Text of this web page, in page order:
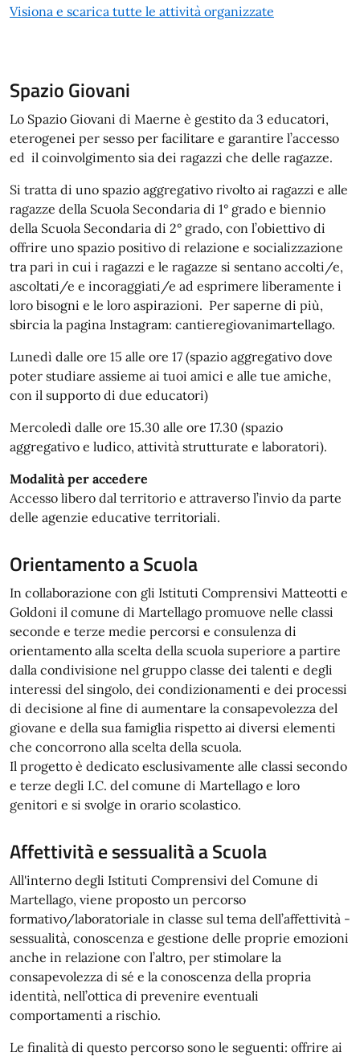
Visiona e scarica tutte le attività organizzate
Spazio Giovani
Lo Spazio Giovani di Maerne è gestito da 3 educatori,
eterogenei per sesso per facilitare e garantire l’accesso
ed il coinvolgimento sia dei ragazzi che delle ragazze.
Si tratta di uno spazio aggregativo rivolto ai ragazzi e alle
ragazze della Scuola Secondaria di 1° grado e biennio
della Scuola Secondaria di 2° grado, con l’obiettivo di
offrire uno spazio positivo di relazione e socializzazione
tra pari in cui i ragazzi e le ragazze si sentano accolti/e,
ascoltati/e e incoraggiati/e ad esprimere liberamente i
loro bisogni e le loro aspirazioni. Per saperne di più,
sbircia la pagina Instagram: cantieregiovanimartellago.
Lunedì dalle ore 15 alle ore 17 (spazio aggregativo dove
poter studiare assieme ai tuoi amici e alle tue amiche,
con il supporto di due educatori)
Mercoledì dalle ore 15.30 alle ore 17.30 (spazio
aggregativo e ludico, attività strutturate e laboratori).
Modalità per accedere
Accesso libero dal territorio e attraverso l’invio da parte
delle agenzie educative territoriali.
Orientamento a Scuola
In collaborazione con gli Istituti Comprensivi Matteotti e
Goldoni il comune di Martellago promuove nelle classi
seconde e terze medie percorsi e consulenza di
orientamento alla scelta della scuola superiore a partire
dalla condivisione nel gruppo classe dei talenti e degli
interessi del singolo, dei condizionamenti e dei processi
di decisione al fine di aumentare la consapevolezza del
giovane e della sua famiglia rispetto ai diversi elementi
che concorrono alla scelta della scuola.
Il progetto è dedicato esclusivamente alle classi secondo
e terze degli I.C. del comune di Martellago e loro
genitori e si svolge in orario scolastico.
Affettività e sessualità a Scuola
All'interno degli Istituti Comprensivi del Comune di
Martellago, viene proposto un percorso
formativo/laboratoriale in classe sul tema dell’affettività -
sessualità, conoscenza e gestione delle proprie emozioni
anche in relazione con l’altro, per stimolare la
consapevolezza di sé e la conoscenza della propria
identità, nell’ottica di prevenire eventuali
comportamenti a rischio.
Le finalità di questo percorso sono le seguenti: offrire ai